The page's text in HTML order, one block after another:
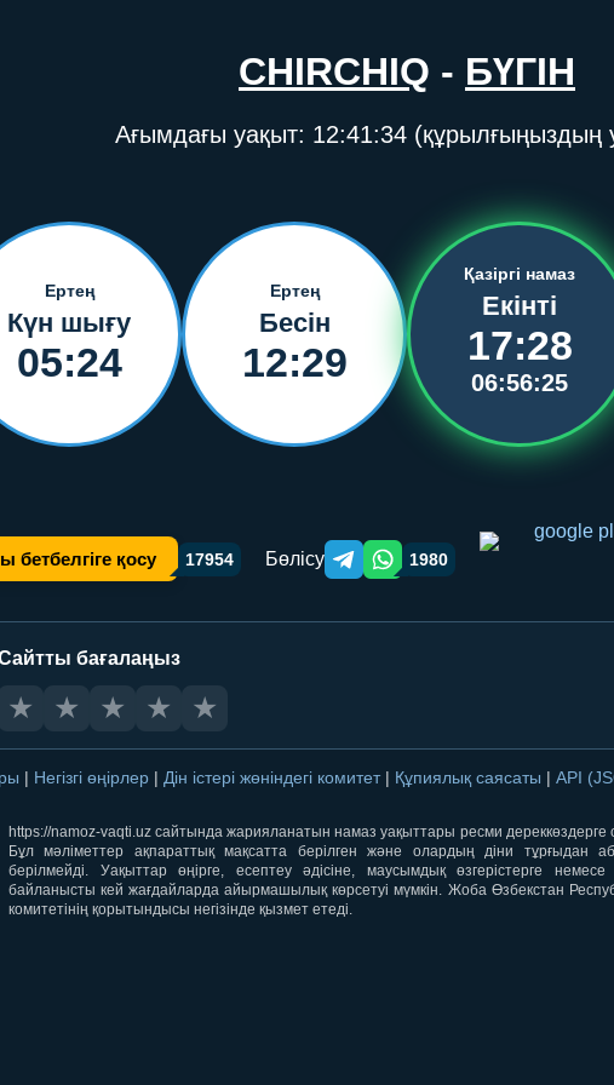
CHIRCHIQ - БҮГІН
Ағымдағы уақыт: 12:41:34 (құрылғыңыздың
Ертең
Күн шығу
05:24
Ертең
Бесін
12:29
Қазіргі намаз
Екінті
17:28
06:56:25
бетбелгіге қосу 17954 Бөлісу Telegram orqali ulashish
WhatsApp orqali ulashish
1980
бағалаңыз
★ ★ ★ ★ ★
| Негізгі өңірлер | Дін істері жөніндегі комитет | Құпиялық саясаты | API
https://namoz-vaqti.uz сайтында жарияланатын намаз уақыттары ресми
Бұл мәліметтер ақпараттық мақсатта берілген және олардың діни тұрғыдан
берілмейді. Уақыттар өңірге, есептеу әдісіне, маусымдық өзгерістерге
байланысты кей жағдайларда айырмашылық көрсетуі мүмкін. Жоба Өзбекстан
комитетінің қорытындысы негізінде қызмет етеді.